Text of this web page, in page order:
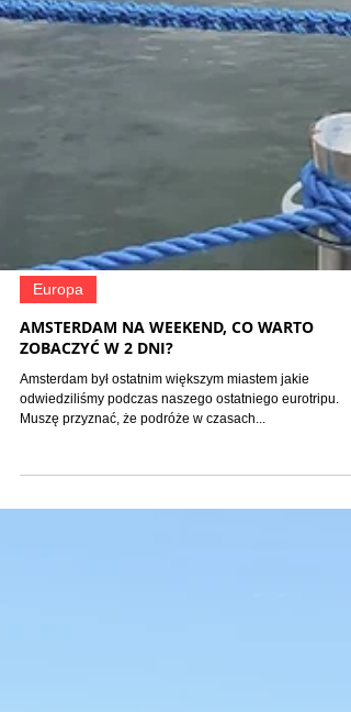
Europa
AMSTERDAM NA WEEKEND, CO WARTO
ZOBACZYĆ W 2 DNI?
Amsterdam był ostatnim większym miastem jakie